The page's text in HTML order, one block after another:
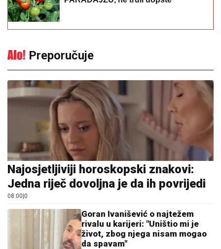
Preporučuje
Najosjetljiviji horoskopski znakovi:
Jedna riječ dovoljna je da ih povrijedi
08:00 0
Goran Ivanišević o najtežem
rivalu u karijeri: "Uništio mi je
život, zbog njega nisam mogao
da spavam"